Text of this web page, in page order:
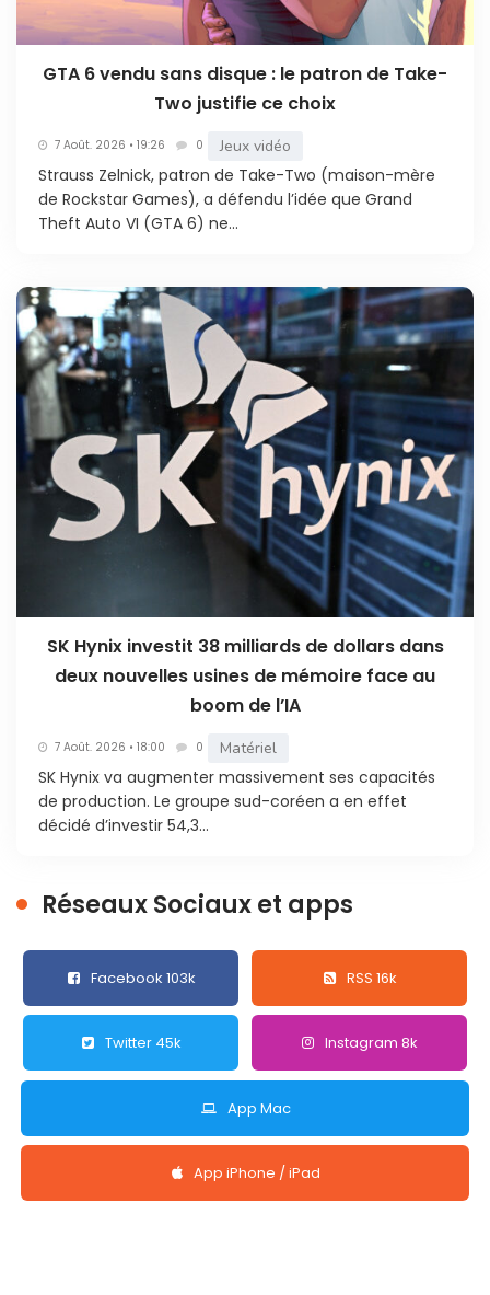
GTA 6 vendu sans disque : le patron de Take-
Two justifie ce choix
7 Août. 2026 • 19:26 0 Jeux vidéo
Strauss Zelnick, patron de Take-Two (maison-mère
de Rockstar Games), a défendu l’idée que Grand
Theft Auto VI (GTA 6) ne...
SK Hynix investit 38 milliards de dollars dans
deux nouvelles usines de mémoire face au
boom de l’IA
7 Août. 2026 • 18:00 0 Matériel
SK Hynix va augmenter massivement ses capacités
de production. Le groupe sud-coréen a en effet
décidé d’investir 54,3...
Réseaux Sociaux et apps
Facebook 103k RSS 16k
Twitter 45k Instagram 8k
App Mac
App iPhone / iPad